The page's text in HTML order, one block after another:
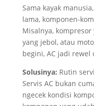
Sama kayak
lama, komponen-
Misalnya,
yang jebol, atau
begini, AC jadi
Solusinya: Rutin
Servis AC bukan
ngecek kondisi